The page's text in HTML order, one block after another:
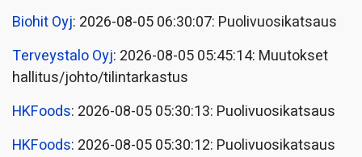
Biohit Oyj: 2026-08-05 06:30:07: Puolivuosikatsaus
Terveystalo Oyj: 2026-08-05 05:45:14: Muutokset
hallitus/johto/tilintarkastus
HKFoods: 2026-08-05 05:30:13: Puolivuosikatsaus
HKFoods: 2026-08-05 05:30:12: Puolivuosikatsaus